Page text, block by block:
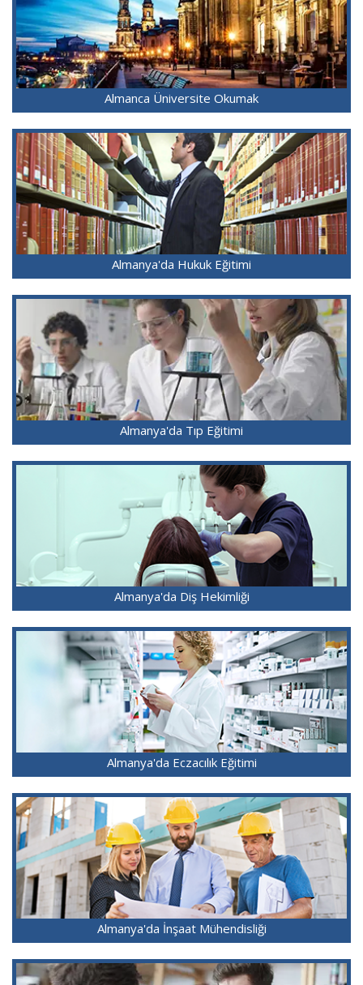
Almanca Üniversite Okumak
Almanya'da Hukuk Eğitimi
Almanya'da Tıp Eğitimi
Almanya'da Diş Hekimliği
Almanya'da Eczacılık Eğitimi
Almanya'da İnşaat Mühendisliği